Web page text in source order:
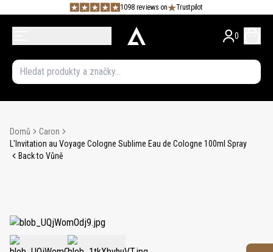
1098 reviews on Trustpilot
0
Domů
Caron
L'Invitation au Voyage Cologne Sublime Eau de Cologne 100ml Spray
Back to Vůně